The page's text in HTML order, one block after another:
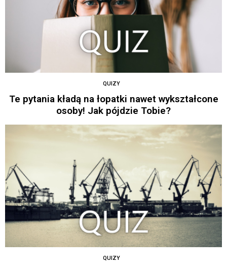
QUIZY
Te pytania kładą na łopatki nawet wykształcone
osoby! Jak pójdzie Tobie?
QUIZY